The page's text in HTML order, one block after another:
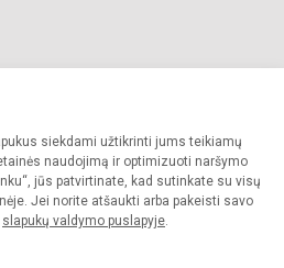
siekdami užtikrinti jums teikiamų
naudojimą ir optimizuoti naršymo
jūs patvirtinate, kad sutinkate su visų
Jei norite atšaukti arba pakeisti savo
slapukų valdymo puslapyje.
Komolovskio gimnazija. Visos teisės
administracijos sutikimo griežtai
draudžiama.
Slapukų valdymas